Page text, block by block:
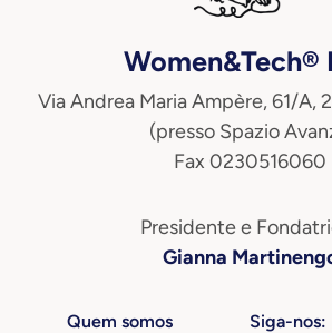
Women&Tech®
Via Andrea Maria Ampère, 61/A,
(presso Spazio
Fax 0230516060
Presidente e
Gianna
Quem somos Siga-nos: